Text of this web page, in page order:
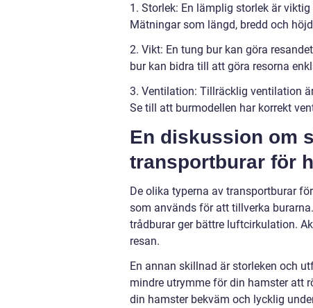
1. Storlek: En lämplig storlek är
Mätningar som längd, bredd och
2. Vikt: En tung bur kan göra
bur kan bidra till att göra resorna
3. Ventilation: Tillräcklig ventilation
Se till att burmodellen har korrekt
En diskussion om
transportburar för
De olika typerna av transportburar
som används för att tillverka
trådburar ger bättre luftcirkulation.
resan.
En annan skillnad är storleken och
mindre utrymme för din hamster att
din hamster bekväm och lycklig